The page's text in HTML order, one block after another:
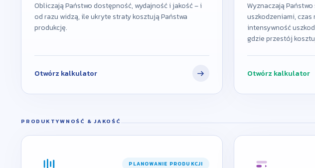
Obliczają Państwo dostępność, wydajność i jakość – i
od razu widzą, ile ukryte straty kosztują Państwa
produkcję.
Otwórz kalkulator
Wyznaczają
uszkodzeniami,
intensywność
gdzie przestój
Otwórz kalkulator
PRODUKTYWNOŚĆ & JAKOŚĆ
PLANOWANIE PRODUKCJI